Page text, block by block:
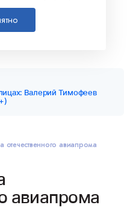
Валерий Тимофеев
авиапрома
авиапрома